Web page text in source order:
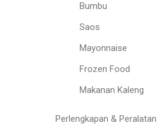
Bumbu
Saos
Mayonnaise
Frozen Food
Makanan Kaleng
Perlengkapan & Peralatan